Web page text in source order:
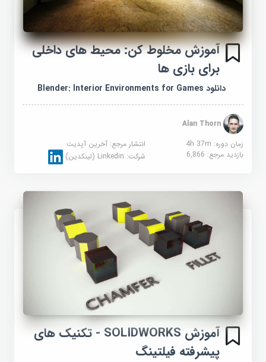
آموزش مخلوط کن: محیط های داخلی
برای بازی ها
دانلود Blender: Interior Environments for Games
Alan Thorn
زمان دوره: 4h 37m
انتشار مرجع:آخرین آپدیت
بازدید مرجع:6,866 شرکت:Linkedin (لینکدین)
آموزش SOLIDWORKS - تکنیک های
پیشرفته فیلتینگ